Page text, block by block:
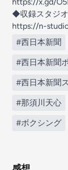
◆収録スタジオ
https://n-
#西日本新聞
#西日本新聞
#西日本新聞
#那須川天心
#ボクシング